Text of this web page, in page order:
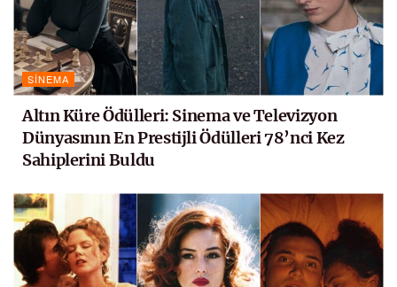
SINEMA
Altın Küre Ödülleri: Sinema ve Televizyon
Dünyasının En Prestijli Ödülleri 78’nci Kez
Sahiplerini Buldu